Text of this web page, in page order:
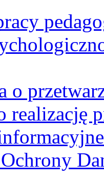
o
realizację